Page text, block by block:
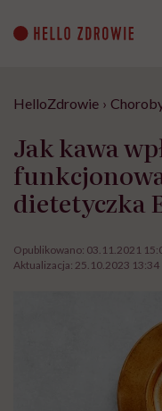
content
HelloZdrowie ›
Jak kawa
dietetyczka
Opublikowano: 03.11.2021
Aktualizacja: 25.10.2023 13:34